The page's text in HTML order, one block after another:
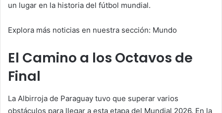
un lugar en la historia del fútbol mundial.
Explora más noticias en nuestra sección: Mundo
El Camino a los Octavos de
Final
La Albirroja de Paraguay tuvo que superar varios
obstáculos para llegar a esta etapa del Mundial 2026. En la